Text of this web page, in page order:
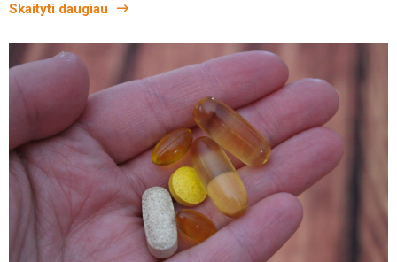
Skaityti daugiau